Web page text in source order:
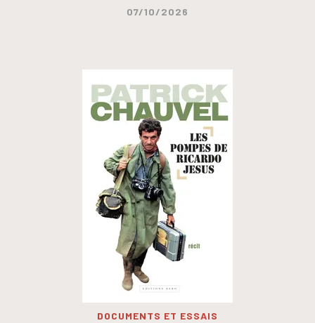
07/10/2026
DOCUMENTS ET ESSAIS